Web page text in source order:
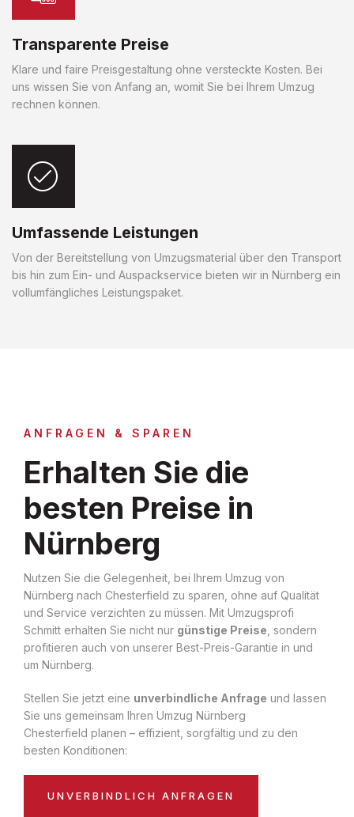
Transparente Preise
Klare und faire Preisgestaltung ohne versteckte Kosten. Bei
uns wissen Sie von Anfang an, womit Sie bei Ihrem Umzug
rechnen können.
Umfassende Leistungen
Von der Bereitstellung von Umzugsmaterial über den Transport
bis hin zum Ein- und Auspackservice bieten wir in Nürnberg ein
vollumfängliches Leistungspaket.
ANFRAGEN & SPAREN
Erhalten Sie die
besten Preise in
Nürnberg
Nutzen Sie die Gelegenheit, bei Ihrem Umzug von
Nürnberg nach Chesterfield zu sparen, ohne auf Qualität
und Service verzichten zu müssen. Mit Umzugsprofi
Schmitt erhalten Sie nicht nur günstige Preise , sondern
profitieren auch von unserer Best-Preis-Garantie in und
um Nürnberg.
Stellen Sie jetzt eine unverbindliche Anfrage und lassen
Sie uns gemeinsam Ihren Umzug Nürnberg
Chesterfield planen – effizient, sorgfältig und zu den
besten Konditionen:
UNVERBINDLICH ANFRAGEN